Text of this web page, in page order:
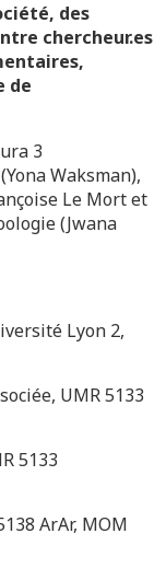
des
chercheur.es
de
3
Waksman),
Le Mort et
(Jwana
Lyon 2,
UMR 5133
5133
ArAr, MOM